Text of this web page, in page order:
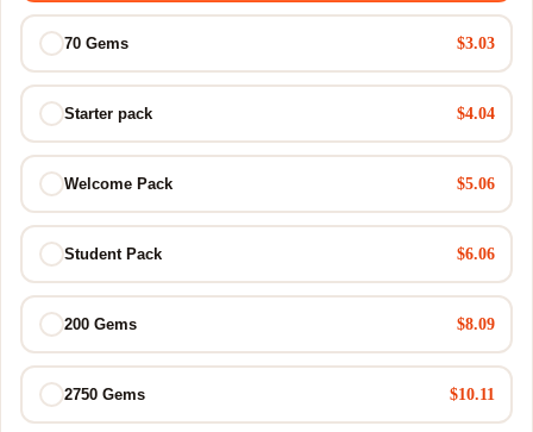
70 Gems $3.03
Starter pack $4.04
Welcome Pack $5.06
Student Pack $6.06
200 Gems $8.09
2750 Gems $10.11